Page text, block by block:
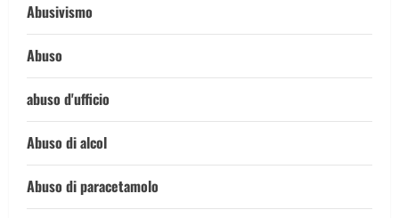
Abusivismo
Abuso
abuso d'ufficio
Abuso di alcol
Abuso di paracetamolo